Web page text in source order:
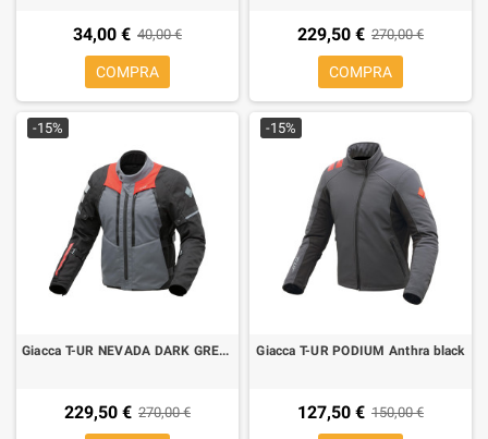
34,00 € 40,00 €
COMPRA
229,50 € 270,00 €
COMPRA
-15%
Giacca T-UR NEVADA DARK GREY RED
229,50 € 270,00 €
-15%
Giacca T-UR PODIUM Anthra black
127,50 € 150,00 €